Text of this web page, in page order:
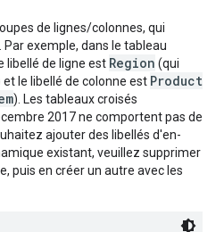
de lignes/colonnes, qui
exemple, dans le tableau
libellé de ligne est Region (qui
et le libellé de colonne est Product
). Les tableaux croisés
2017 ne comportent pas de
ajouter des libellés d'en-
existant, veuillez supprimer
puis en créer un autre avec les